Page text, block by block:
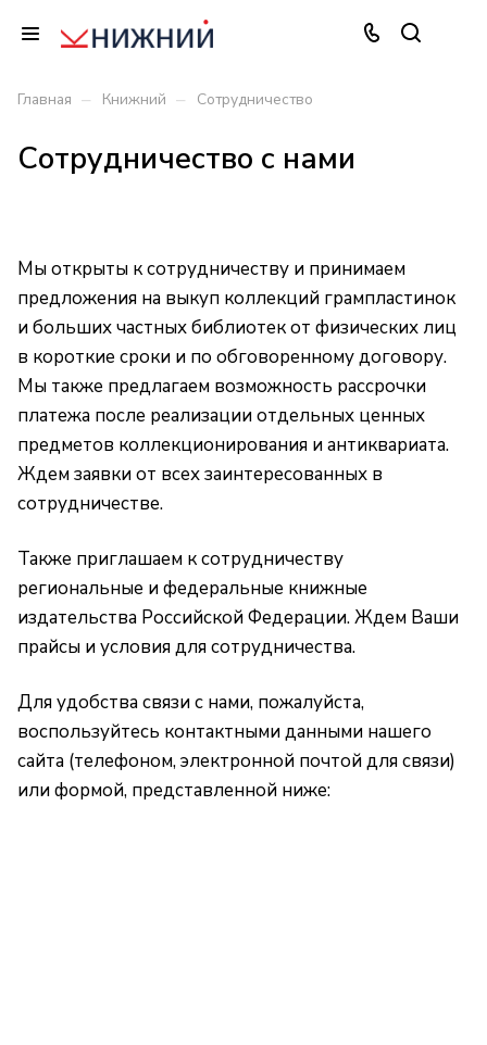
Главная – Книжний – Сотрудничество
Сотрудничество с нами
Мы открыты к сотрудничеству и принимаем
предложения на выкуп коллекций грампластинок
и больших частных библиотек от физических лиц
в короткие сроки и по обговоренному договору.
Мы также предлагаем возможность рассрочки
платежа после реализации отдельных ценных
предметов коллекционирования и антиквариата.
Ждем заявки от всех заинтересованных в
сотрудничестве.
Также приглашаем к сотрудничеству
региональные и федеральные книжные
издательства Российской Федерации. Ждем Ваши
прайсы и условия для сотрудничества.
Для удобства связи с нами, пожалуйста,
воспользуйтесь контактными данными нашего
сайта (телефоном, электронной почтой для связи)
или формой, представленной ниже: